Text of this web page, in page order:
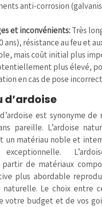
anti-corrosion
et inconvénients:Très
ans), résistance au feu et
mais coût initial plus
plus élevé,
en cas de pose
d’ardoise
est synonyme
pareille. L’ardoise
un matériau noble et
exceptionnelle.
de matériaux
plus abordable
naturelle. Le choix entre
votre budget et de vos